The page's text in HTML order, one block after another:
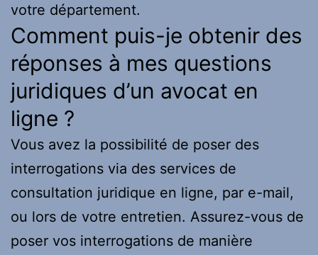
votre département.
Comment puis-je obtenir des
réponses à mes questions
juridiques d’un avocat en
ligne ?
Vous avez la possibilité de poser des
interrogations via des services de
consultation juridique en ligne, par e-mail,
ou lors de votre entretien. Assurez-vous de
poser vos interrogations de manière